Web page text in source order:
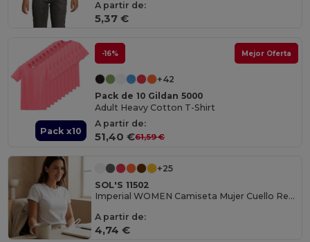
A partir de:
5,37 €
Pack x10
-16% Mejor Oferta
+42
Pack de 10 Gildan 5000
Adult Heavy Cotton T-Shirt
A partir de:
51,40 €61,59 €
+25
SOL'S 11502
Imperial WOMEN Camiseta Mujer Cuello Redondo
A partir de:
4,74 €